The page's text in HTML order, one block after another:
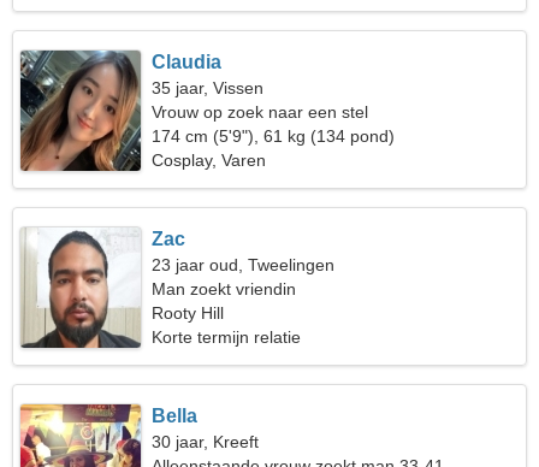
Claudia
35 jaar, Vissen
Vrouw op zoek naar een stel
174 cm (5'9"), 61 kg (134 pond)
Cosplay, Varen
Zac
23 jaar oud, Tweelingen
Man zoekt vriendin
Rooty Hill
Korte termijn relatie
Bella
30 jaar, Kreeft